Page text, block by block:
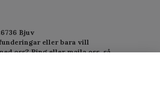
Bjuv
eller bara vill
oss? Ring eller maila oss, så